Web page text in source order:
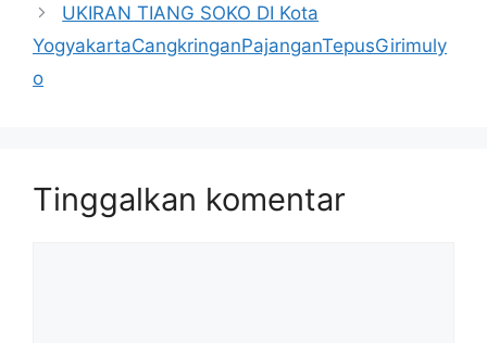
UKIRAN TIANG SOKO DI Kota
YogyakartaCangkringanPajanganTepusGirimuly
o
Tinggalkan komentar